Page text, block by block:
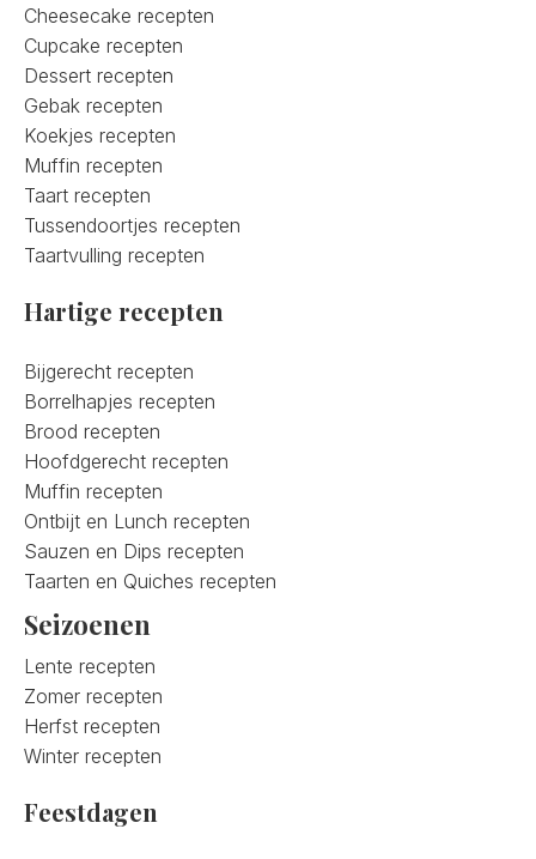
Cheesecake recepten
Cupcake recepten
Dessert recepten
Gebak recepten
Koekjes recepten
Muffin recepten
Taart recepten
Tussendoortjes recepten
Taartvulling recepten
Hartige recepten
Bijgerecht recepten
Borrelhapjes recepten
Brood recepten
Hoofdgerecht recepten
Muffin recepten
Ontbijt en Lunch recepten
Sauzen en Dips recepten
Taarten en Quiches recepten
Seizoenen
Lente recepten
Zomer recepten
Herfst recepten
Winter recepten
Feestdagen